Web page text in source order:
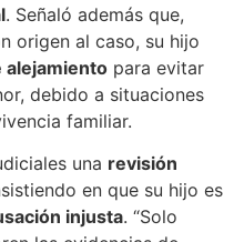
. Señaló además que,
origen al caso, su hijo
alejamiento para evitar
debido a situaciones
familiar.
una revisión
en que su hijo es
injusta. “Solo